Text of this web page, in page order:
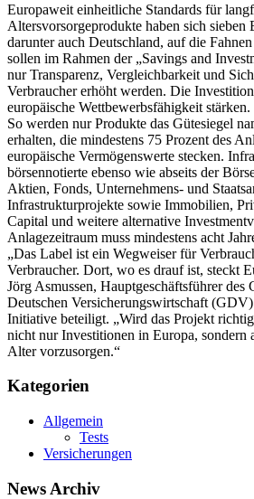
Europaweit einheitliche Standards für
Altersvorsorgeprodukte haben sich sieben
darunter auch Deutschland, auf die
sollen im Rahmen der „Savings and
nur Transparenz, Vergleichbarkeit und
Verbraucher erhöht werden. Die
europäische Wettbewerbsfähigkeit stärken.
So werden nur Produkte das Gütesiegel
erhalten, die mindestens 75 Prozent des
europäische Vermögenswerte stecken.
börsennotierte ebenso wie abseits der
Aktien, Fonds, Unternehmens- und
Infrastrukturprojekte sowie Immobilien,
Capital und weitere alternative
Anlagezeitraum muss mindestens acht
„Das Label ist ein Wegweiser für
Verbraucher. Dort, wo es drauf ist, steckt
Jörg Asmussen, Hauptgeschäftsführer des
Deutschen Versicherungswirtschaft
Initiative beteiligt. „Wird das Projekt
nicht nur Investitionen in Europa, sondern
Alter vorzusorgen.“
Kategorien
Allgemein
Tests
Versicherungen
News Archiv